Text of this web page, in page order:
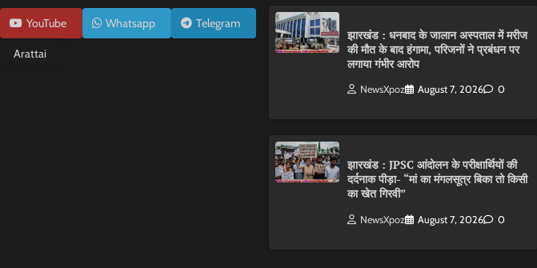
YouTube Whatsapp Telegram
Arattai
झारखंड : धनबाद के जालान अस्पताल में मरीज
की मौत के बाद हंगामा, परिजनों ने प्रबंधन पर
लगाया गंभीर आरोप
NewsXpoz August 7, 2026 0
झारखंड : JPSC आंदोलन के परीक्षार्थियों की
दर्दनाक पीड़ा- “मां का मंगलसूत्र बिका तो किसी
का खेत गिरवी”
NewsXpoz August 7, 2026 0